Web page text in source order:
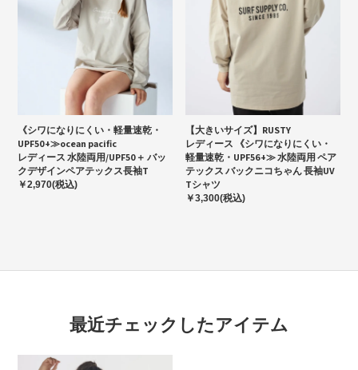
《シワになりにくい・軽量速乾・
UPF50+≫ocean pacific
レディース 水陸両用/UPF50＋ バッ
クデザインペアテックス長袖T
￥2,970(税込)
【大きいサイズ】RUSTY
レディース 《シワになりにくい・
軽量速乾・UPF56+≫ 水陸両用 ペア
テックス バックニコちゃん 長袖UV
Tシャツ
￥3,300(税込)
最近チェックしたアイテム